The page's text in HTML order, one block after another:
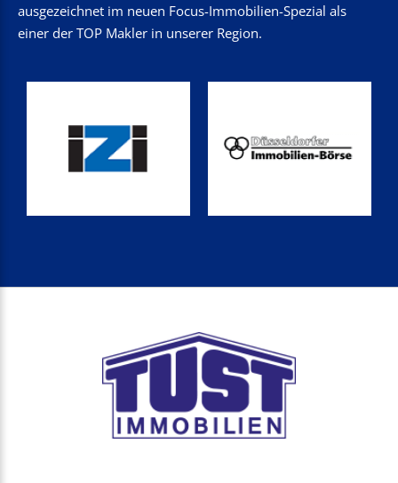
ausgezeichnet im neuen Focus-Immobilien-Spezial als
einer der TOP Makler in unserer Region.